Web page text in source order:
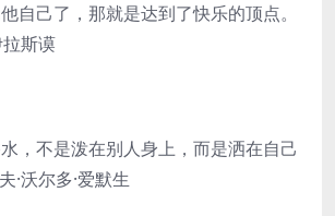
自己了，那就是达到了快乐的顶点。
斯谟
，不是泼在别人身上，而是洒在自己
沃尔多·爱默生